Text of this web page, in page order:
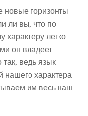
новые горизонты
ли вы, что по
характеру легко
он владеет
так, ведь язык
нашего характера
им весь наш